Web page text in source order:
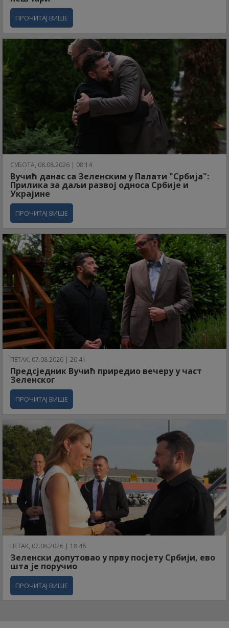
ПРОЧИТАЈ ВИШЕ
СУБОТА, 08.08.2026 | 08:14
Вучић данас са Зеленским у Палати "Србија":
Прилика за даљи развој односа Србије и
Украјине
ПРОЧИТАЈ ВИШЕ
ПЕТАК, 07.08.2026 | 20:41
Предсједник Вучић приредио вечеру у част
Зеленског
ПРОЧИТАЈ ВИШЕ
ПЕТАК, 07.08.2026 | 18:48
Зеленски допутовао у прву посјету Србији, ево
шта је поручио
ПРОЧИТАЈ ВИШЕ